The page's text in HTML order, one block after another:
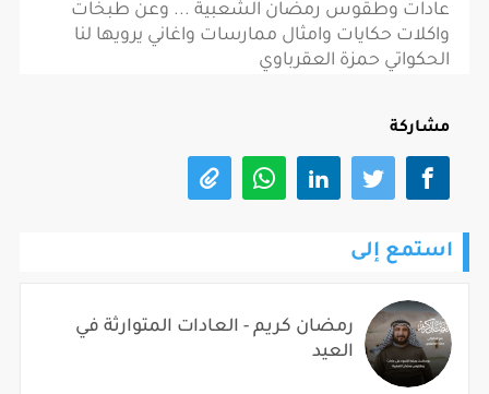
عادات وطقوس رمضان الشعبية ... وعن طبخات
واكلات حكايات وامثال ممارسات واغاني يرويها لنا
الحكواتي حمزة العقرباوي
مشاركة
استمع إلى
رمضان كريم - العادات المتوارثة في
العيد